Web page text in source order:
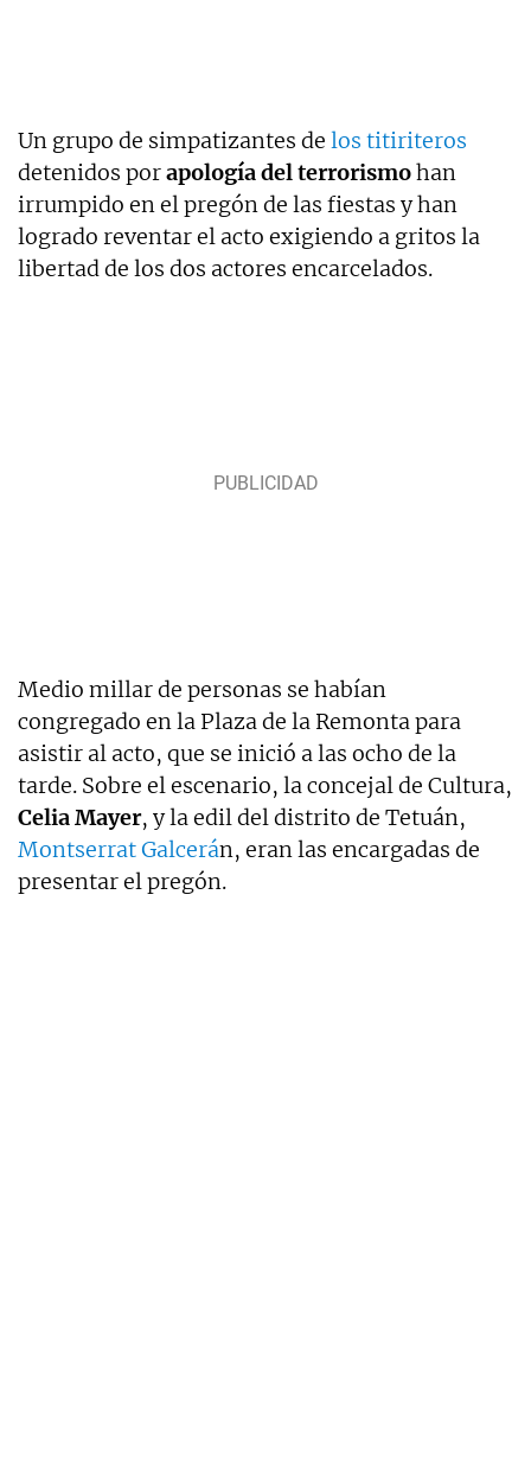
Un grupo de simpatizantes de los titiriteros
detenidos porapología del terrorismohan
irrumpido en el pregón de las fiestas y han
logrado reventar el acto exigiendo a gritos la
libertad de los dos actores encarcelados.
Medio millar de personas se habían
congregado en la Plaza de la Remonta para
asistir al acto, que se inició a las ocho de la
tarde. Sobre el escenario, la concejal de Cultura,
Celia Mayer, y la edil del distrito de Tetuán,
Montserrat Galcerán, eran las encargadas de
presentar el pregón.